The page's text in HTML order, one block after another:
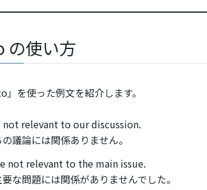
の使い方
を使った例文を紹介します。
relevant to our discussion.
議論には関係ありません。
not relevant to the main issue.
な問題には関係がありませんでした。